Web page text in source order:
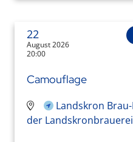
22
August 2026
20:00
Camouflage
Landskron
der